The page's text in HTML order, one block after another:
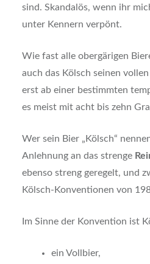
sind. Skandalös, wenn ihr
unter Kennern verpönt.
Wie fast alle obergärigen
auch das Kölsch seinen
erst ab einer bestimmten
es meist mit acht bis zehn
Wer sein Bier „Kölsch“
Anlehnung an das strenge
ebenso streng geregelt, und
Kölsch-Konventionen von
Im Sinne der Konvention ist
ein Vollbier,